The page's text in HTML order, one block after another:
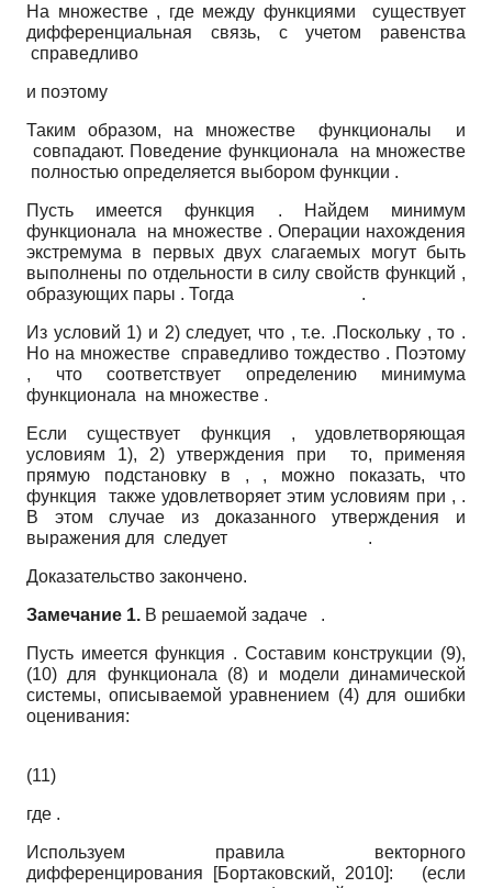
На множестве , где между функциями существует
дифференциальная связь, с учетом равенства
справедливо
и поэтому
Таким образом, на множестве функционалы и
совпадают. Поведение функционала на множестве
полностью определяется выбором функции .
Пусть имеется функция . Найдем минимум
функционала на множестве . Операции нахождения
экстремума в первых двух слагаемых могут быть
выполнены по отдельности в силу свойств функций ,
образующих пары . Тогда .
Из условий 1) и 2) следует, что , т.е. .Поскольку , то .
Но на множестве справедливо тождество . Поэтому
, что соответствует определению минимума
функционала на множестве .
Если существует функция , удовлетворяющая
условиям 1), 2) утверждения при то, применяя
прямую подстановку в , , можно показать, что
функция также удовлетворяет этим условиям при , .
В этом случае из доказанного утверждения и
выражения для следует .
Доказательство закончено.
Замечание 1. В решаемой задаче .
Пусть имеется функция . Составим конструкции (9),
(10) для функционала (8) и модели динамической
системы, описываемой уравнением (4) для ошибки
оценивания:
(11)
где .
Используем правила векторного
дифференцирования
[Бортаковский, 2010]: (если